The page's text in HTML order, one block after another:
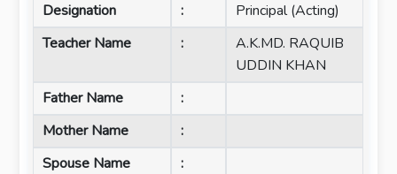
Designation
:
Principal (Acting)
Teacher Name
:
A.K.MD. RAQUIB
UDDIN KHAN
Father Name
:
Mother Name
:
Spouse Name
: